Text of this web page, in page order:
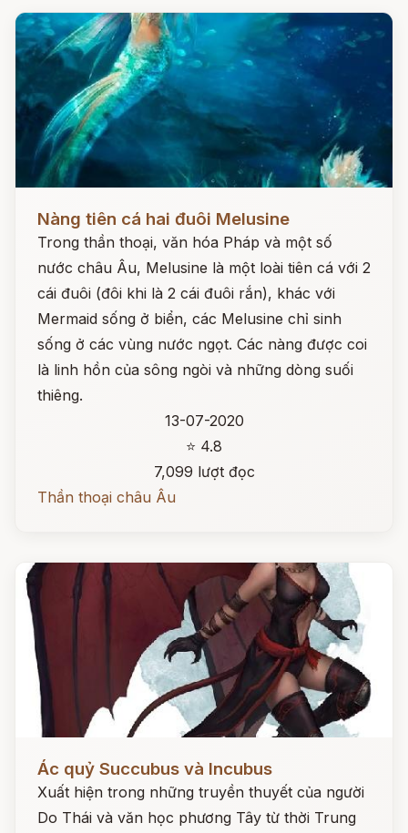
Nàng tiên cá hai đuôi Melusine
Trong thần thoại, văn hóa Pháp và một số
nước châu Âu, Melusine là một loài tiên cá với 2
cái đuôi (đôi khi là 2 cái đuôi rắn), khác với
Mermaid sống ở biển, các Melusine chỉ sinh
sống ở các vùng nước ngọt. Các nàng được coi
là linh hồn của sông ngòi và những dòng suối
thiêng.
13-07-2020
⭐ 4.8
7,099 lượt đọc
Thần thoại châu Âu
Đọc ngay
Ác quỷ Succubus và Incubus
Xuất hiện trong những truyền thuyết của người
Do Thái và văn học phương Tây từ thời Trung